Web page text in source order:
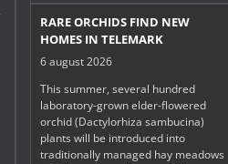
RARE ORCHIDS FIND NEW
HOMES IN TELEMARK
6 august 2026
This summer, several hundred
laboratory-grown elder-flowered
orchid (Dactylorhiza sambucina)
plants will be introduced into
traditionally managed hay meadows